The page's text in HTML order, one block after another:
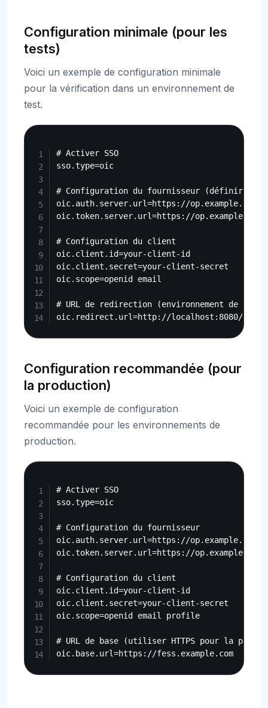
Configuration minimale (pour les
tests)
Voici un exemple de configuration minimale
pour la vérification dans un environnement de
test.
# Activer SSO
sso.type=oic
# Configuration du fournisseur (définir les
oic.auth.server.url=https://op.example.com/
oic.token.server.url=https://op.example.com/
# Configuration du client
oic.client.id=your-client-id
oic.client.secret=your-client-secret
oic.scope=openid email
# URL de redirection (environnement de test)
Configuration recommandée (pour
la production)
Voici un exemple de configuration
recommandée pour les environnements de
production.
# Activer SSO
sso.type=oic
# Configuration du fournisseur
oic.auth.server.url=https://op.example.com/
oic.token.server.url=https://op.example.com/
# Configuration du client
oic.client.id=your-client-id
oic.client.secret=your-client-secret
oic.scope=openid email profile
# URL de base (utiliser HTTPS pour la